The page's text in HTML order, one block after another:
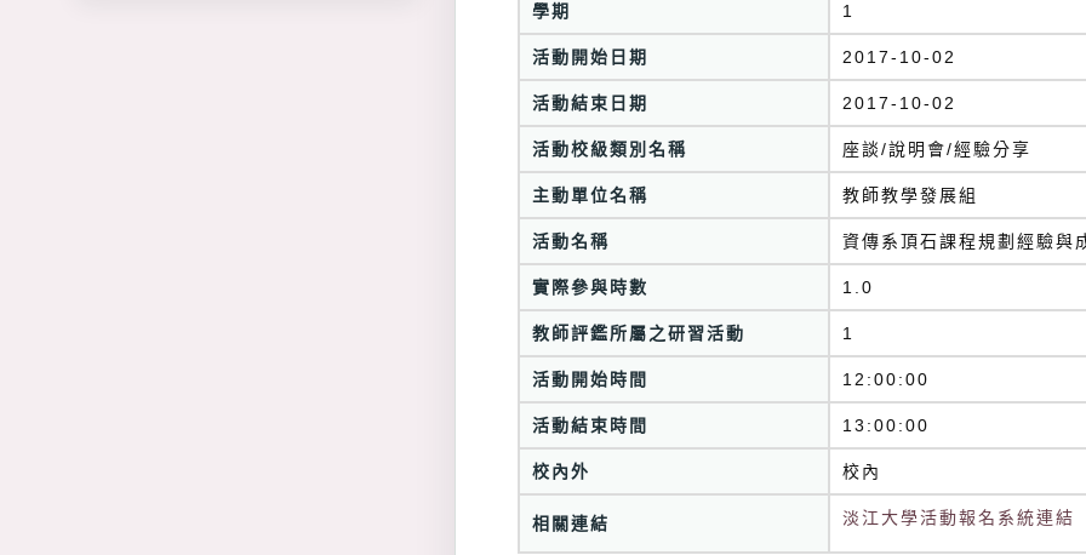
學期 1
活動開始日期 2017-10-02
活動結束日期 2017-10-02
活動校級類別名稱 座談/說明會/經驗分享
主動單位名稱 教師教學發展組
活動名稱 資傳系頂石課程規劃經驗與
實際參與時數 1.0
教師評鑑所屬之研習活動 1
活動開始時間 12:00:00
活動結束時間 13:00:00
校內外 校內
相關連結 淡江大學活動報名系統連結